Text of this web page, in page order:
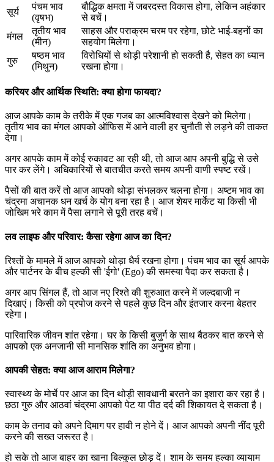
सूर्य
पंचम भाव
(वृषभ)
बौद्धिक क्षमता में जबरदस्त विकास होगा, लेकिन अहंकार
से बचें।
मंगल
तृतीय भाव
(मीन)
साहस और पराक्रम चरम पर रहेगा, छोटे भाई-बहनों का
सहयोग मिलेगा।
गुरु
षष्ठम भाव
(मिथुन)
विरोधियों से थोड़ी परेशानी हो सकती है, सेहत का ध्यान
रखना होगा।
करियर और आर्थिक स्थिति: क्या होगा फायदा?
आज आपके काम के तरीके में एक गजब का आत्मविश्वास देखने को मिलेगा।
तृतीय भाव का मंगल आपको ऑफिस में आने वाली हर चुनौती से लड़ने की ताकत
देगा।
अगर आपके काम में कोई रुकावट आ रही थी, तो आज आप अपनी बुद्धि से उसे
पार कर लेंगे। अधिकारियों से बातचीत करते समय अपनी वाणी स्पष्ट रखें।
पैसों की बात करें तो आज आपको थोड़ा संभलकर चलना होगा। अष्टम भाव का
चंद्रमा अचानक धन खर्च के योग बना रहा है। आज शेयर मार्केट या किसी भी
जोखिम भरे काम में पैसा लगाने से पूरी तरह बचें।
लव लाइफ और परिवार: कैसा रहेगा आज का दिन?
रिश्तों के मामले में आज आपको थोड़ा धैर्य रखना होगा। पंचम भाव का सूर्य आपके
और पार्टनर के बीच हल्की सी 'ईगो' (Ego) की समस्या पैदा कर सकता है।
अगर आप सिंगल हैं, तो आज नए रिश्ते की शुरुआत करने में जल्दबाजी न
दिखाएं। किसी को प्रपोज करने से पहले कुछ दिन और इंतजार करना बेहतर
रहेगा।
पारिवारिक जीवन शांत रहेगा। घर के किसी बुजुर्ग के साथ बैठकर बात करने से
आपको एक अनजानी सी मानसिक शांति का अनुभव होगा।
आपकी सेहत: क्या आज आराम मिलेगा?
स्वास्थ्य के मोर्चे पर आज का दिन थोड़ी सावधानी बरतने का इशारा कर रहा है।
छठा गुरु और आठवां चंद्रमा आपको पेट या पीठ दर्द की शिकायत दे सकता है।
काम के तनाव को अपने दिमाग पर हावी न होने दें। आज आपको अपनी नींद पूरी
करने की सख्त जरूरत है।
हो सके तो आज बाहर का खाना बिल्कुल छोड़ दें। शाम के समय हल्का व्यायाम